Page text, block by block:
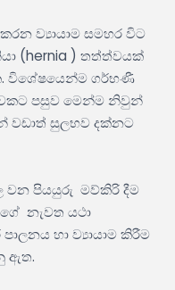
ව්‍යායාම සමහර විට
(hernia ) තත්ත්වයක්
විශේෂයෙන්ම ගර්භණී
පසුව මෙන්ම නිවුන්
වඩාත් සුලභව දක්නට
වන පියයුරු මව්කිරි දීම
නැවත යථා
හා ව්‍යායාම කිරීම
ඇත.